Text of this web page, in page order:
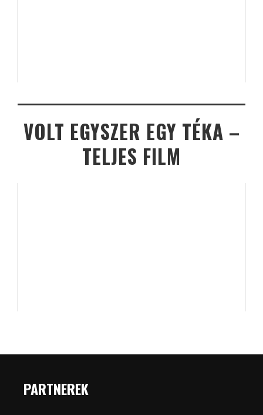
VOLT EGYSZER EGY TÉKA –
TELJES FILM
PARTNEREK